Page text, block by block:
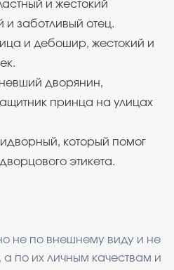
и жестокий
заботливый отец.
и дебошир, жестокий и
дворянин,
принца на улицах
который помог
этикета.
не по внешнему виду и не
а по их личным качествам и